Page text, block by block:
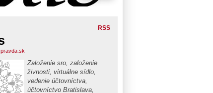
RSS
Založenie sro, založenie
živnosti, virtuálne sídlo,
vedenie účtovníctva,
účtovníctvo Bratislava,